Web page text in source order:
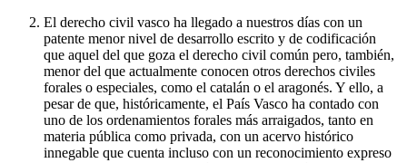
El derecho civil vasco ha llegado a nuestros días con un
patente menor nivel de desarrollo escrito y de codificación
que aquel del que goza el derecho civil común pero, también,
menor del que actualmente conocen otros derechos civiles
forales o especiales, como el catalán o el aragonés. Y ello, a
pesar de que, históricamente, el País Vasco ha contado con
uno de los ordenamientos forales más arraigados, tanto en
materia pública como privada, con un acervo histórico
innegable que cuenta incluso con un reconocimiento expreso